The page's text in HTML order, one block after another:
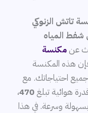
تاتش الزنوكي
المياه
عنمكنسة
هذه المكنسة
احتياجاتك. مع
هوائية تبلغ470،
وسرعة. في هذا